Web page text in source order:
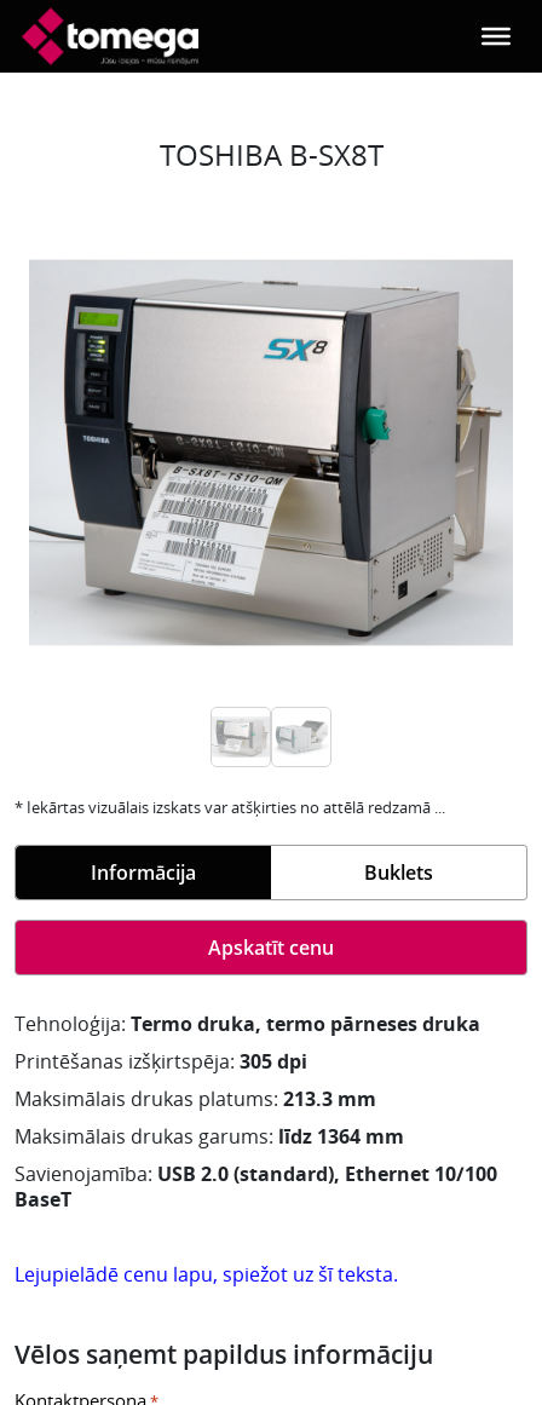
Skip to main content
TOSHIBA B-SX8T
* Iekārtas vizuālais izskats var atšķirties no attēlā redzamā ...
Informācija Buklets
Apskatīt cenu
Tehnoloģija: Termo druka, termo pārneses druka
Printēšanas izšķirtspēja: 305 dpi
Maksimālais drukas platums: 213.3 mm
Maksimālais drukas garums: līdz 1364 mm
Savienojamība: USB 2.0 (standard), Ethernet 10/100
BaseT
Lejupielādē cenu lapu, spiežot uz šī teksta.
Vēlos saņemt papildus informāciju